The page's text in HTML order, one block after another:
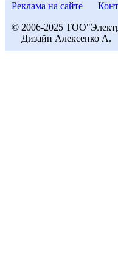
Реклама на сайте
© 2006-2025
Дизайн Алексенко А.